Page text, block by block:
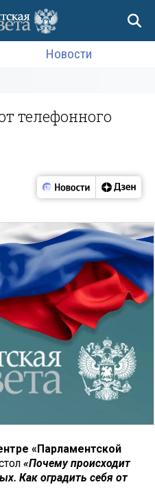
Новости
телефонного
«Парламентской
«Почему происходит
Как оградить себя от